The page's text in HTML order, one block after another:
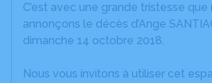
C’est avec une grande tristesse que
annonçons le décès d’Ange
dimanche 14 octobre 2018.
Nous vous invitons à utiliser cet